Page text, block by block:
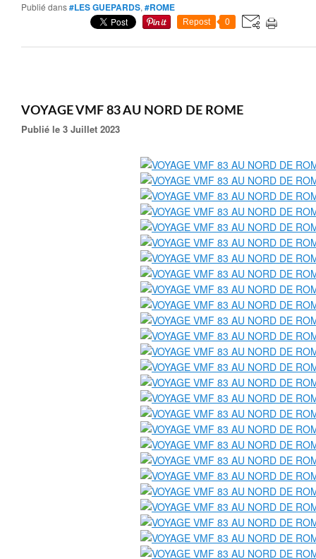
Publié dans#LES GUEPARDS, #ROME
Repost 0
VOYAGE VMF 83 AU NORD DE ROME
Publié le 3 Juillet 2023